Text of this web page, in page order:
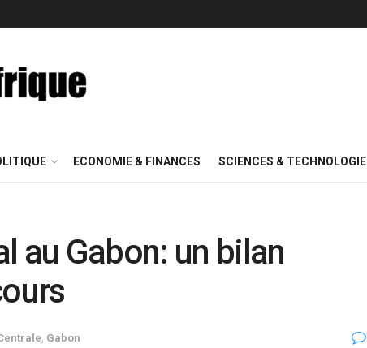
ECONOMIE & FINANCES SCIENCES & TECHNOLOGIE
au Gabon: un bilan
Gabon